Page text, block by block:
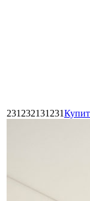
231232131231